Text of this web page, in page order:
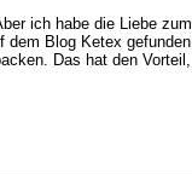
ich habe die Liebe zum
dem Blog Ketex gefunden
Das hat den Vorteil,